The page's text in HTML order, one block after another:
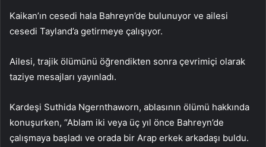
Kaikan’ın cesedi hala Bahreyn’de bulunuyor ve ailesi
cesedi Tayland’a getirmeye çalışıyor.
Ailesi, trajik ölümünü öğrendikten sonra çevrimiçi olarak
taziye mesajları yayınladı.
Kardeşi Suthida Ngernthaworn, ablasının ölümü hakkında
konuşurken, “Ablam iki veya üç yıl önce Bahreyn’de
çalışmaya başladı ve orada bir Arap erkek arkadaşı buldu.